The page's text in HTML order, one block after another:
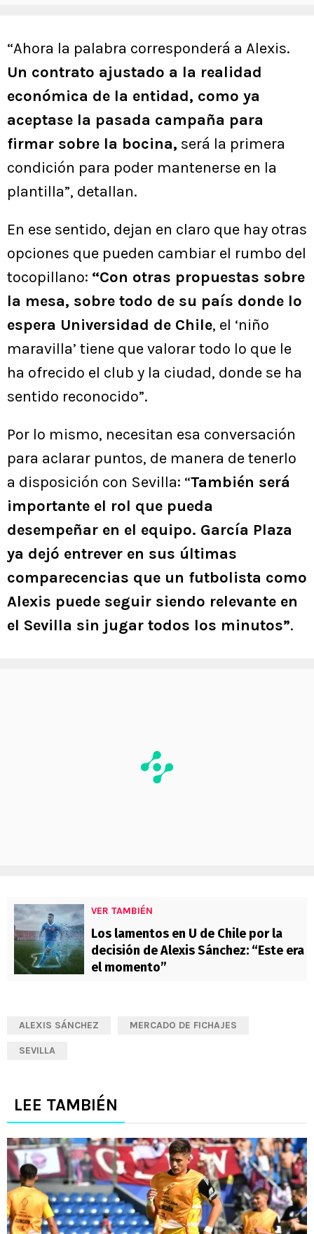
“Ahora la palabra corresponderá a Alexis.
Un contrato ajustado a la realidad
económica de la entidad, como ya
aceptase la pasada campaña para
firmar sobre la bocina, será la primera
condición para poder mantenerse en la
plantilla”, detallan.
En ese sentido, dejan en claro que hay otras
opciones que pueden cambiar el rumbo del
tocopillano: “Con otras propuestas sobre
la mesa, sobre todo de su país donde lo
espera Universidad de Chile, el ‘niño
maravilla’ tiene que valorar todo lo que le
ha ofrecido el club y la ciudad, donde se ha
sentido reconocido”.
Por lo mismo, necesitan esa conversación
para aclarar puntos, de manera de tenerlo
a disposición con Sevilla: “También será
importante el rol que pueda
desempeñar en el equipo. García Plaza
ya dejó entrever en sus últimas
comparecencias que un futbolista como
Alexis puede seguir siendo relevante en
el Sevilla sin jugar todos los minutos”.
VER TAMBIÉN
Los lamentos en U de Chile por la
decisión de Alexis Sánchez: “Este era
el momento”
ALEXIS SÁNCHEZ MERCADO DE FICHAJES
SEVILLA
LEE TAMBIÉN